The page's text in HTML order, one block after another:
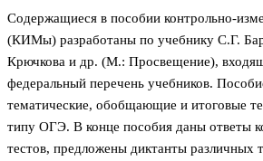
Содержащиеся в пособии контрольно-
(КИМы) разработаны по учебнику С.Г.
Крючкова и др. (М.: Просвещение),
федеральный перечень учебников.
тематические, обобщающие и итоговые
типу ОГЭ. В конце пособия даны ответы
тестов, предложены диктанты различных